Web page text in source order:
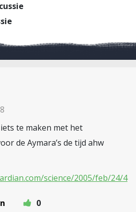
te maken met het
de Aymara’s de tijd ahw
science/2005/feb/24/4
0